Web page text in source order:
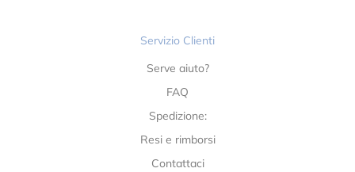
Servizio Clienti
Serve aiuto?
FAQ
Spedizione:
Resi e rimborsi
Contattaci